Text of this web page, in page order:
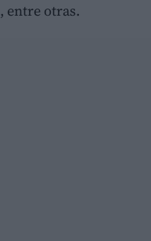
, entre otras.